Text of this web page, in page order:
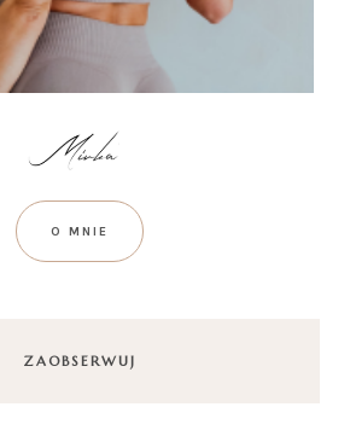
O MNIE
ZAOBSERWUJ